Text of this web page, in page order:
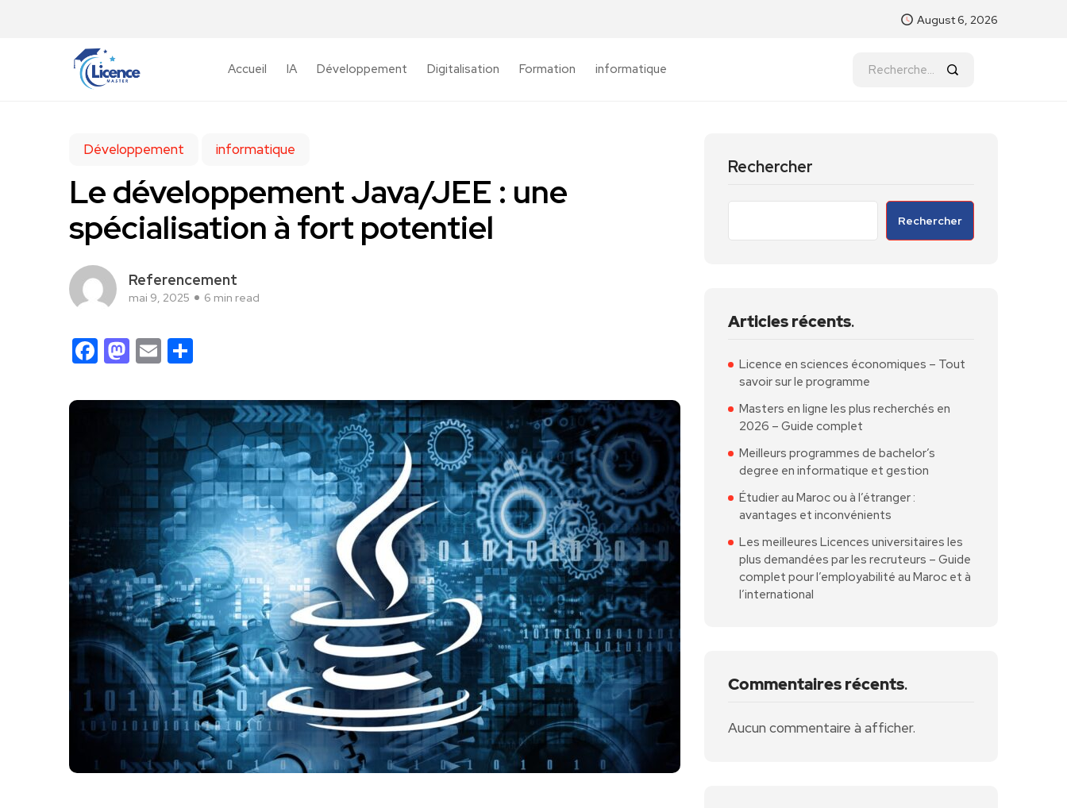
August 6, 2026
Accueil IA Développement Digitalisation Formation informatique
Développement informatique
Le développement Java/JEE : une
spécialisation à fort potentiel
Referencement
mai 9, 2025 6 min read
Facebook
Mastodon
Email
Rechercher
Rechercher
Articles récents.
Licence en sciences économiques – Tout
savoir sur le programme
Masters en ligne les plus recherchés en
2026 – Guide complet
Meilleurs programmes de bachelor’s
degree en informatique et gestion
Étudier au Maroc ou à l’étranger :
avantages et inconvénients
Les meilleures Licences universitaires les
plus demandées par les recruteurs – Guide
complet pour l’employabilité au Maroc et à
l’international
Commentaires récents.
Aucun commentaire à afficher.